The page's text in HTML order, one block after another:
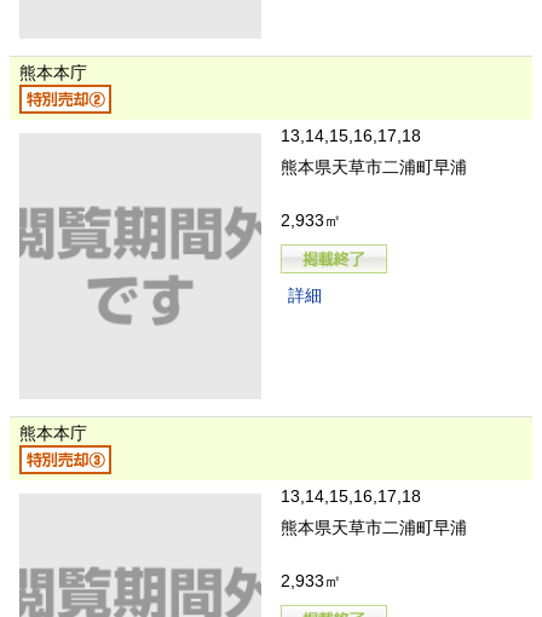
熊本本庁
13,14,15,16,17,18
熊本県天草市二浦町早浦
2,933㎡
詳細
熊本本庁
13,14,15,16,17,18
熊本県天草市二浦町早浦
2,933㎡